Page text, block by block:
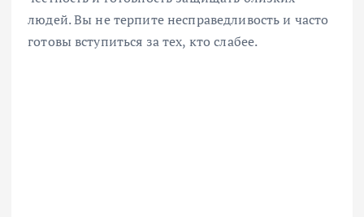
людей. Вы не терпите несправедливость и часто
готовы вступиться за тех, кто слабее.